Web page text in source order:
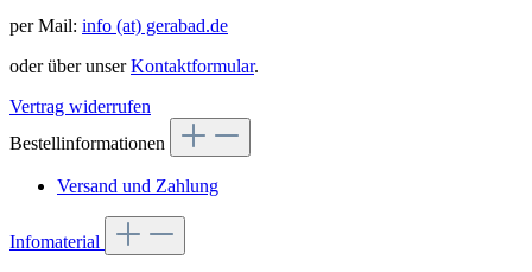
per Mail: info (at) gerabad.de
oder über unserKontaktformular.
Vertrag widerrufen
Bestellinformationen
Versand und Zahlung
Infomaterial